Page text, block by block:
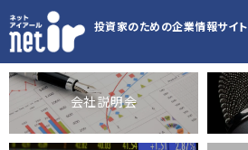
投資家のための企業情報サイト
会社説明会